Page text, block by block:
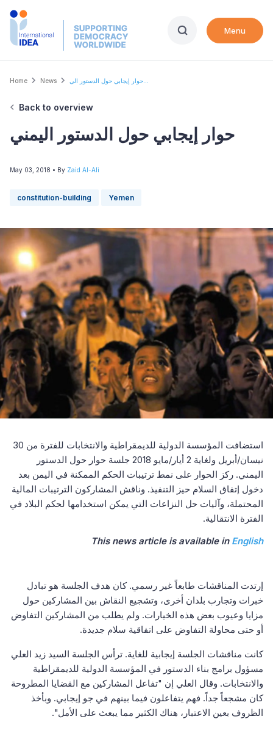
Skip
Menu
Breadcrumb
Home News
Back to overview
حوار إيجابي حول الدستور اليمني
May 03, 2018 • By Zaid Al-Ali
constitution-building Yemen
استضافت المؤسسة الدولية للديمقراطية والانتخابات للفترة من 30
نيسان/أبريل ولغاية 2 أيار/مايو 2018 جلسة حوار حول الدستور
اليمني. ركز الحوار على نمط ترتيبات الحكم الممكنة في اليمن بعد
دخول إتفاق السلام حيز التنفيذ. وناقش المشاركون الترتيبات المالية
المحتملة، وآليات حل النزاعات التي يمكن استخدامها لحكم البلاد في
الفترة الانتقالية.
This news article is available in English
إرتدت المناقشات طابعاً غير رسمي. كان هدف الجلسة هو تبادل
خبرات وتجارب بلدان أخرى، وتشجيع النقاش بين المشاركين حول
مزايا وعيوب بعض هذه الخيارات. ولم يطلب من المشاركين التفاوض
أو حتى محاولة التفاوض على اتفاقية سلام جديدة.
كانت مناقشات الجلسة إيجابية للغاية. ترأس الجلسة السيد زيد العلي
مسؤول برامج بناء الدستور في المؤسسة الدولية للديمقراطية
والانتخابات. وقال العلي إن "تفاعل المشاركين مع القضايا المطروحة
كان مشجعاً جداً. فهم يتفاعلون فيما بينهم في جو إيجابي. وبأخذ
الظروف بعين الاعتبار، هناك الكثير مما يبعث على الأمل".